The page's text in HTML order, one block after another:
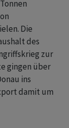
Die
des
zur
gingen über
ins
damit um